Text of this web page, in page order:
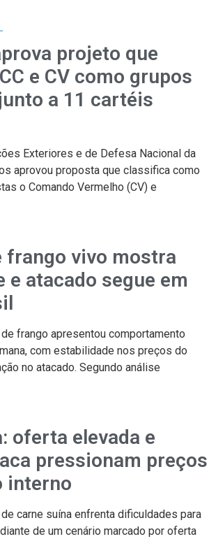
projeto que
e CV como grupos
a 11 cartéis
Exteriores e de Defesa Nacional da
aprovou proposta que classifica como
o Comando Vermelho (CV) e
frango vivo mostra
e atacado segue em
frango apresentou comportamento
com estabilidade nos preços do
no atacado. Segundo análise
oferta elevada e
pressionam preços
interno
carne suína enfrenta dificuldades para
de um cenário marcado por oferta